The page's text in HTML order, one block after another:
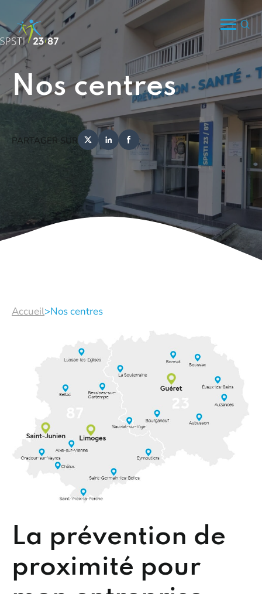
Nos centres
PARTAGER SUR
Accueil>Nos centres
La prévention de
proximité pour